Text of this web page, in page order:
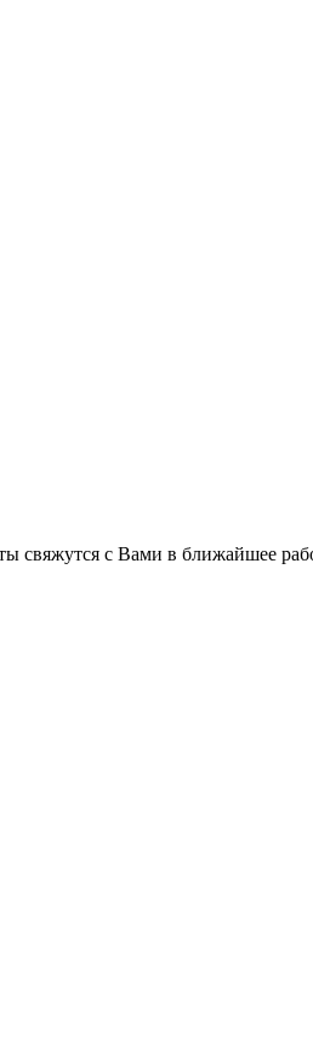
свяжутся с Вами в ближайшее